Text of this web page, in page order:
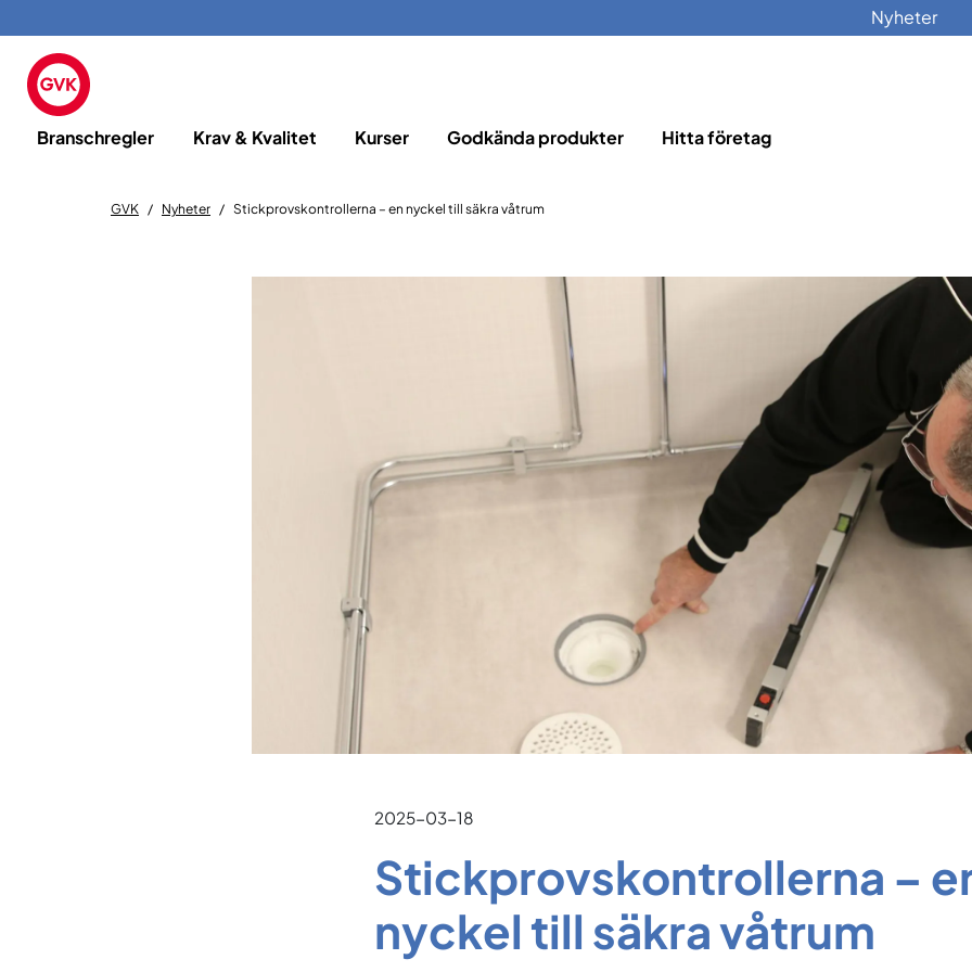
Nyheter
Branschregler Krav & Kvalitet Kurser Godkända produkter Hitta företag
GVK Nyheter Stickprovskontrollerna – en nyckel till säkra våtrum
2025-03-18
Stickprovskontrollerna –
nyckel till säkra våtrum